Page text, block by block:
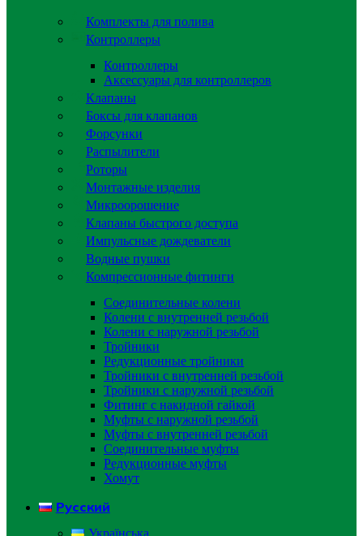
Комплекты для полива
Контроллеры
Контроллеры
Аксессуары для контроллеров
Клапаны
Боксы для клапанов
Форсунки
Распылители
Роторы
Монтажные изделия
Микроорошение
Клапаны быстрого доступа
Импульсные дождеватели
Водные пушки
Компрессионные фитинги
Соединительные колени
Колени с внутренней резьбой
Колени с наружной резьбой
Тройники
Редукционные тройники
Тройники с внутренней резьбой
Тройники с наружной резьбой
Фитинг с накидной гайкой
Муфты с наружной резьбой
Муфты с внутренней резьбой
Соединительные муфты
Редукционные муфты
Хомут
Русский
Українська